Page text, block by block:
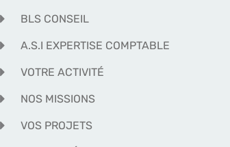
BLS CONSEIL
A.S.I EXPERTISE COMPTABLE
VOTRE ACTIVITÉ
NOS MISSIONS
VOS PROJETS